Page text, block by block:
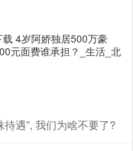
4岁阿娇独居500万豪
元面费谁承担？_生活_北
遇”, 我们为啥不要了?